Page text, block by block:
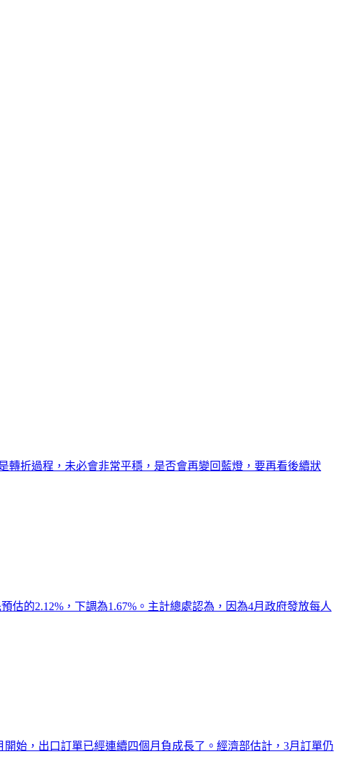
轉折過程，未必會非常平穩，是否會再變回藍燈，要再看後續狀
估的2.12%，下調為1.67%。主計總處認為，因為4月政府發放每人
始，出口訂單已經連續四個月負成長了。經濟部估計，3月訂單仍